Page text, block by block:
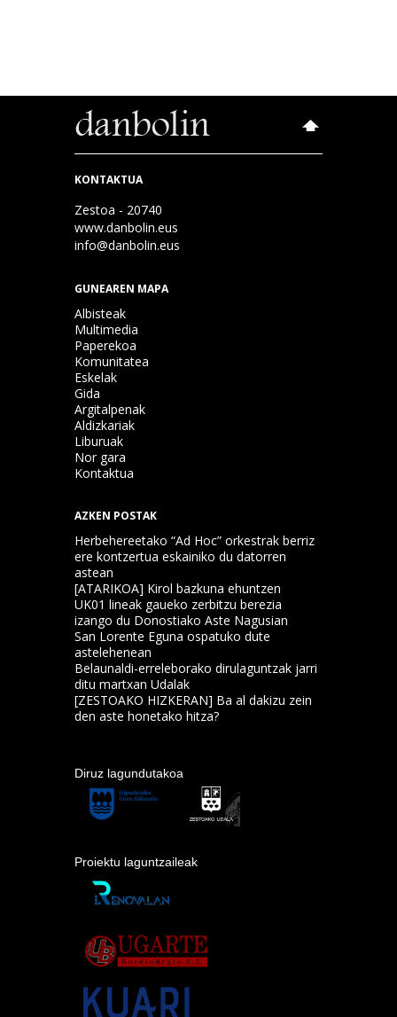
KONTAKTUA
Zestoa - 20740
www.danbolin.eus
info@danbolin.eus
GUNEAREN MAPA
Albisteak
Multimedia
Paperekoa
Komunitatea
Eskelak
Gida
Argitalpenak
Aldizkariak
Liburuak
Nor gara
Kontaktua
AZKEN POSTAK
Herbehereetako “Ad Hoc” orkestrak berriz
ere kontzertua eskainiko du datorren
astean
[ATARIKOA] Kirol bazkuna ehuntzen
UK01 lineak gaueko zerbitzu berezia
izango du Donostiako Aste Nagusian
San Lorente Eguna ospatuko dute
astelehenean
Belaunaldi-erreleborako dirulaguntzak jarri
ditu martxan Udalak
[ZESTOAKO HIZKERAN] Ba al dakizu zein
den aste honetako hitza?
Diruz lagundutakoa
Proiektu laguntzaileak